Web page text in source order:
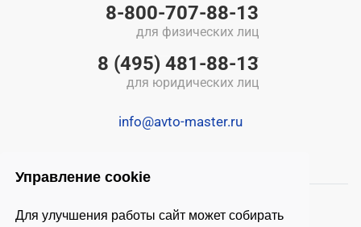
Управление cookie
Для улучшения работы сайт может собирать
8-800-707-88-13
для физических лиц
8 (495) 481-88-13
для юридических лиц
info@avto-master.ru